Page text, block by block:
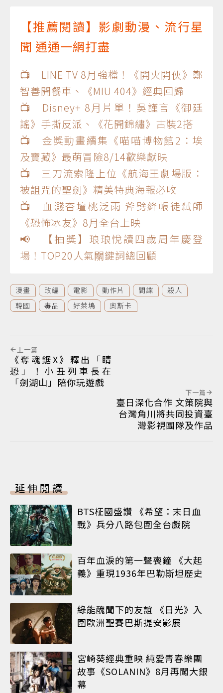
【推薦閱讀】影劇動漫、流行星
聞 通通一網打盡
📺 LINE TV 8月強檔！《開火開伙》鄭
智善開餐車、《MIU 404》經典回歸
📺 Disney+ 8月片單！吳謹言《御廷
謠》手撕反派、《花開錦繡》古裝2搭
📺 金獎動畫續集《喵喵博物館2：埃
及寶藏》最萌冒險8/14歡樂獻映
📺 三刀流索隆上位《航海王劇場版：
被詛咒的聖劍》精美特典海報必收
📺 血濺杏壇桃泛雨 斧劈絳帳徒弒師
《恐怖冰友》8月全台上映
📢 【抽獎】琅琅悅讀四歲周年慶登
場！TOP20人氣關鍵詞總回顧
漫畫 改編 電影 動作片 間諜
殺人
韓國
毒品 好萊塢 奧斯卡
上一篇
《奪魂鋸X》釋出「睛
恐」！小丑列車長在
「劍湖山」陪你玩遊戲
下一篇
臺日深化合作 文策院與
台灣角川將共同投資臺
灣影視團隊及作品
延伸閱讀
BTS柾國盛讚 《希望：末日血
戰》兵分八路包圍全台戲院
百年血淚的第一聲喪鐘 《大起
義》重現1936年巴勒斯坦歷史
綠能醜聞下的友誼 《日光》入
圍歐洲聖賽巴斯提安影展
宮崎葵經典重映 純愛青春樂團
故事《SOLANIN》8月再闖大銀
幕